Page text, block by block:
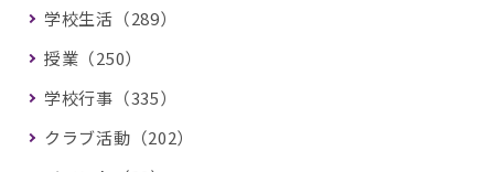
学校生活（289）
授業（250）
学校行事（335）
クラブ活動（202）